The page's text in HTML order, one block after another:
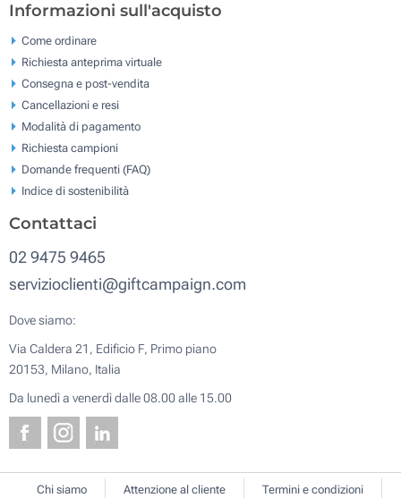
Informazioni sull'acquisto
Come ordinare
Richiesta anteprima virtuale
Consegna e post-vendita
Cancellazioni e resi
Modalità di pagamento
Richiesta campioni
Domande frequenti (FAQ)
Indice di sostenibilità
Contattaci
02 9475 9465
servizioclienti@giftcampaign.com
Dove siamo:
Via Caldera 21, Edificio F, Primo piano
20153, Milano, Italia
Da lunedì a venerdì dalle 08.00 alle 15.00
Chi siamo Attenzione al cliente
Termini e condizioni